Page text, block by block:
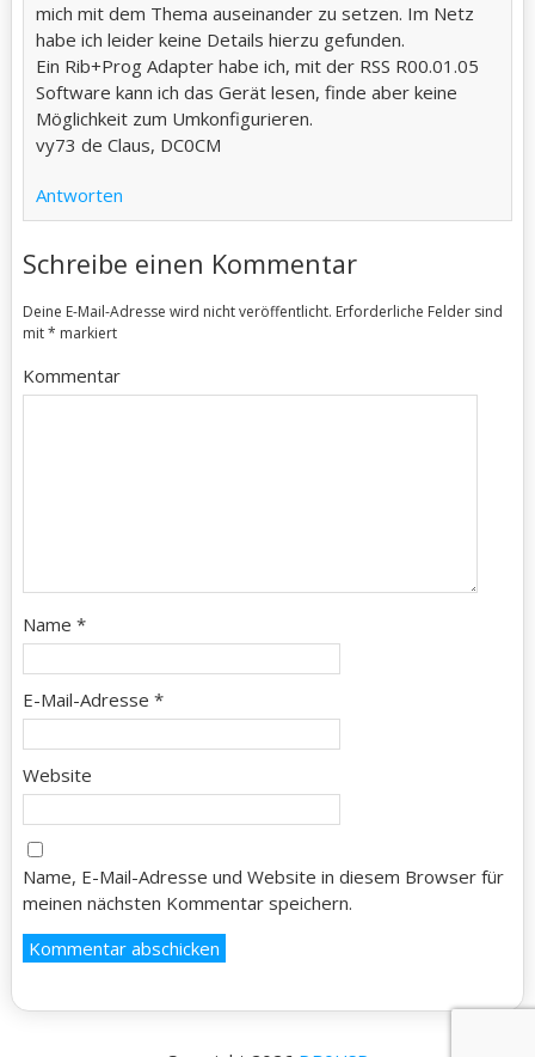
mich mit dem Thema auseinander zu setzen. Im Netz
habe ich leider keine Details hierzu gefunden.
Ein Rib+Prog Adapter habe ich, mit der RSS R00.01.05
Software kann ich das Gerät lesen, finde aber keine
Möglichkeit zum Umkonfigurieren.
vy73 de Claus, DC0CM
Antworten
Schreibe einen Kommentar
Deine E-Mail-Adresse wird nicht veröffentlicht. Erforderliche Felder sind
mit* markiert
Kommentar
Name *
E-Mail-Adresse *
Website
Name, E-Mail-Adresse und Website in diesem Browser für
meinen nächsten Kommentar speichern.